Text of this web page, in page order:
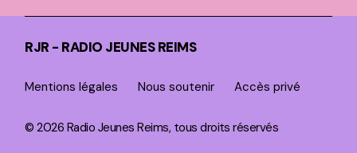
RJR - RADIO JEUNES REIMS
Mentions légales Nous soutenir Accès privé
© 2026 Radio Jeunes Reims, tous droits réservés